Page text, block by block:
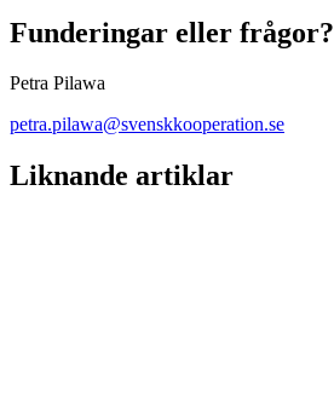
Funderingar eller frågor?
Petra Pilawa
petra.pilawa@svenskkooperation.se
Liknande artiklar